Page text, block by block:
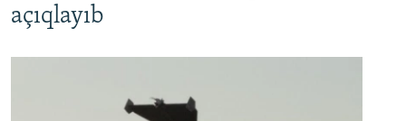
açıqlayıb